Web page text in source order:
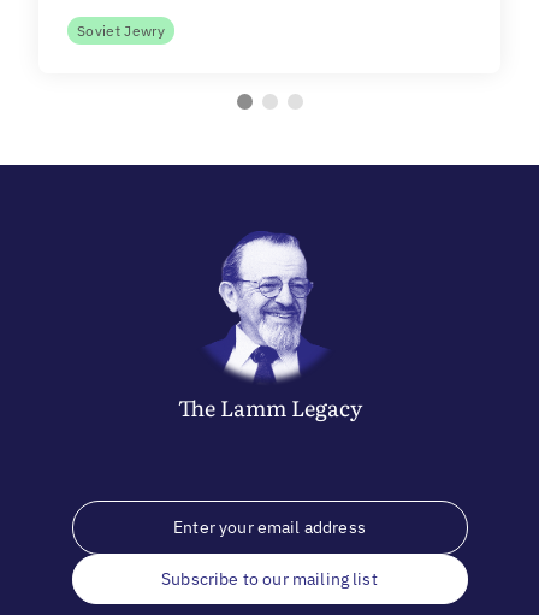
Soviet Jewry
The LammLegacy
Subscribe to our mailing list